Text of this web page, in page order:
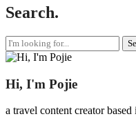
Search.
Search
for:
Hi, I'm Pojie
a travel content creator